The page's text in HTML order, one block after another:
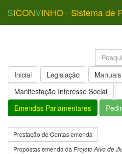
SICONVINHO - Sistema de
Inicial Legislação Manuais
Manifestação Interesse Social
Emendas Parlamentares
Prestação de Contas emenda
Propostas emenda da Projeto Alvo de